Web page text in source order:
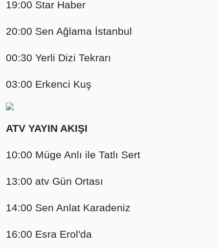
19:00 Star Haber
20:00 Sen Ağlama İstanbul
00:30 Yerli Dizi Tekrarı
03:00 Erkenci Kuş
ATV YAYIN AKIŞI
10:00 Müge Anlı ile Tatlı Sert
13:00 atv Gün Ortası
14:00 Sen Anlat Karadeniz
16:00 Esra Erol'da